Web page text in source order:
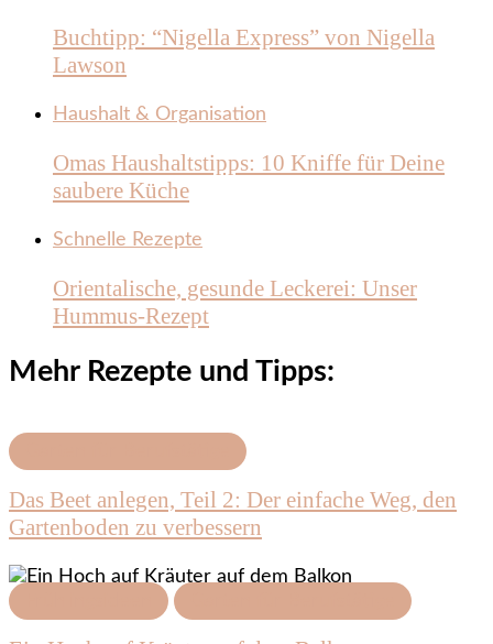
Buchtipp: “Nigella Express” von Nigella
Lawson
Haushalt & Organisation
Omas Haushaltstipps: 10 Kniffe für Deine
saubere Küche
Schnelle Rezepte
Orientalische, gesunde Leckerei: Unser
Hummus-Rezept
Mehr Rezepte und Tipps:
Das Beet anlegen, Teil 2: Der einfache Weg, den
Gartenboden zu verbessern